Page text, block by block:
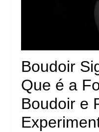
Boudoir
Que é a
Boudoir e